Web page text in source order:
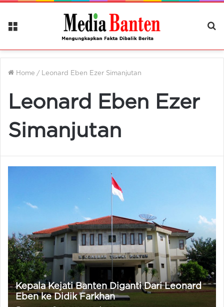
Menu
Home / Leonard Eben Ezer Simanjutan
Leonard Eben Ezer
Simanjutan
Kepala Kejati Banten Diganti Dari Leonard
Eben ke Didik Farkhan